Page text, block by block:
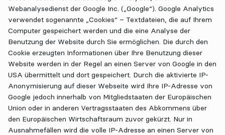
Webanalysedienst der Google Inc. („Google“). Google Analytics
verwendet sogenannte „Cookies“ – Textdateien, die auf Ihrem
Computer gespeichert werden und die eine Analyse der
Benutzung der Website durch Sie ermöglichen. Die durch den
Cookie erzeugten Informationen über Ihre Benutzung dieser
Website werden in der Regel an einen Server von Google in den
USA übermittelt und dort gespeichert. Durch die aktivierte IP-
Anonymisierung auf dieser Webseite wird Ihre IP-Adresse von
Google jedoch innerhalb von Mitgliedstaaten der Europäischen
Union oder in anderen Vertragsstaaten des Abkommens über
den Europäischen Wirtschaftsraum zuvor gekürzt. Nur in
Ausnahmefällen wird die volle IP-Adresse an einen Server von